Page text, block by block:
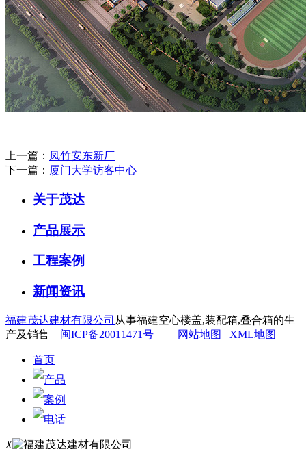
上一篇： 凤竹安东新厂
下一篇： 厦门大学访客中心
关于茂达
产品展示
工程案例
新闻资讯
福建茂达建材有限公司 从事福建空心楼盖,装配箱,叠合箱的生
产及销售 闽ICP备20011471号 | 网站地图 XML地图
首页
产品
案例
电话
X